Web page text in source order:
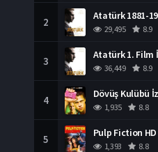
2 Atatürk 1881-
29,495 8.9
3 Atatürk 1. Film
36,449 8.9
4 Dövüş Kulübü
1,935 8.8
5 Pulp Fiction
1,393 8.8